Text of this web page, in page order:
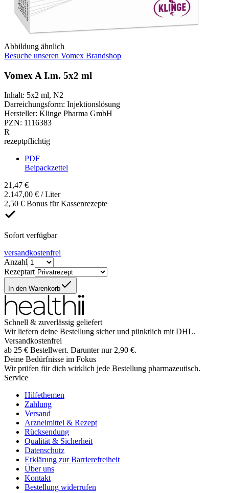
Abbildung ähnlich
Besuche unseren Vomex Brandshop
Vomex A I.m. 5x2 ml
Inhalt: 5x2 ml, N2
Darreichungsform: Injektionslösung
Hersteller: Klinge Pharma GmbH
PZN: 1116383
R
rezeptpflichtig
PDF
Beipackzettel
21,47 €
2.147,00 € / Liter
2,50 € Bonus für Kassenrezepte
Sofort verfügbar
versandkostenfrei
Anzahl
Rezeptart
In den Warenkorb
Schnell & zuverlässig geliefert
Wir liefern deine Bestellung sicher und pünktlich mit DHL.
Versandkostenfrei
ab 25 € Bestellwert. Darunter nur 2,90 €.
Deine Bedürfnisse im Fokus
Wir prüfen für dich wirklich jede Bestellung pharmazeutisch.
Service
Hilfethemen
Zahlung
Versand
Arzneimittel & Rezept
Rücksendung
Qualität & Sicherheit
Datenschutz
Erklärung zur Barrierefreiheit
Über uns
Kontakt
Bestellung widerrufen